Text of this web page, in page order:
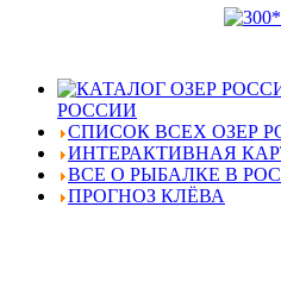
РОССИИ
СПИСОК ВСЕХ ОЗЕР
ИНТЕРАКТИВНАЯ
ВСЕ О РЫБАЛКЕ В
ПРОГНОЗ КЛЁВА